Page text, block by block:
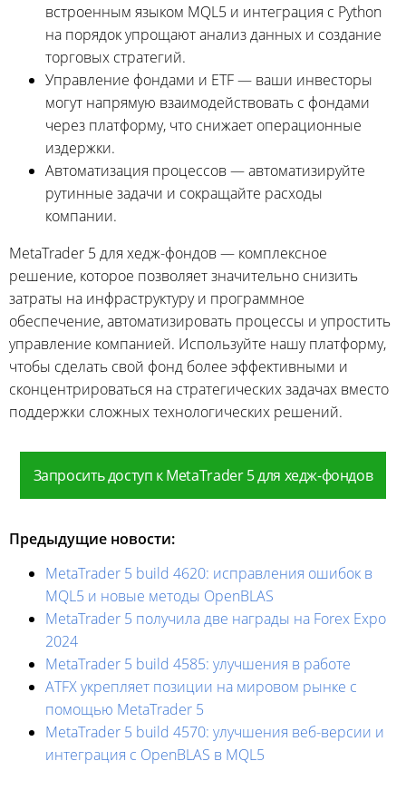
встроенным языком MQL5 и интеграция с Python
на порядок упрощают анализ данных и создание
торговых стратегий.
Управление фондами и ETF — ваши инвесторы
могут напрямую взаимодействовать с фондами
через платформу, что снижает операционные
издержки.
Автоматизация процессов — автоматизируйте
рутинные задачи и сокращайте расходы
компании.
MetaTrader 5 для хедж-фондов — комплексное
решение, которое позволяет значительно снизить
затраты на инфраструктуру и программное
обеспечение, автоматизировать процессы и упростить
управление компанией. Используйте нашу платформу,
чтобы сделать свой фонд более эффективными и
сконцентрироваться на стратегических задачах вместо
поддержки сложных технологических решений.
Запросить доступ к MetaTrader 5 для хедж-фондов
Предыдущие новости:
MetaTrader 5 build 4620: исправления ошибок в
MQL5 и новые методы OpenBLAS
MetaTrader 5 получила две награды на Forex Expo
2024
MetaTrader 5 build 4585: улучшения в работе
ATFX укрепляет позиции на мировом рынке с
помощью MetaTrader 5
MetaTrader 5 build 4570: улучшения веб-версии и
интеграция с OpenBLAS в MQL5